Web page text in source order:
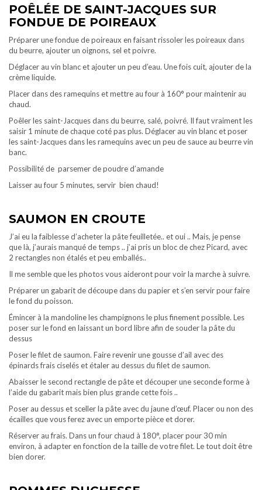
POÊLÉE DE SAINT-JACQUES SUR
FONDUE DE POIREAUX
Préparer une fondue de poireaux en faisant rissoler les poireaux dans
du beurre, ajouter un oignons, sel et poivre.
Déglacer au vin blanc et ajouter un peu d’eau. Une fois cuit, ajouter de la
crème liquide.
Placer dans des ramequins et mettre au four à 160° pour maintenir au
chaud.
Poêler les saint-Jacques dans du beurre, salé, poivré. Il faut vraiment les
saisir 1 minute de chaque coté pas plus. Déglacer au vin blanc et poser
les saint-Jacques dans les ramequins avec un peu de sauce au beurre vin
banc.
Possibilité de parsemer de poudre d’amande
Laisser au four 5 minutes, servir bien chaud!
SAUMON EN CROUTE
J’ai eu la faiblesse d’acheter la pâte feuilletée.. et oui .. Mais, je pense
que là, j’aurais manqué de temps .. j’ai pris un bloc de chez Picard, avec
2 rectangles non étalés et peu emballés..
Il me semble que les photos vous aideront pour voir la marche à suivre.
Préparer un gabarit de découpe dans du papier et s’en servir pour faire
le fond du poisson.
Émincer à la mandoline les champignons le plus finement possible. Les
poser sur le fond en laissant un bord libre afin de souder la pâte du
dessus
Poser le filet de saumon. Faire revenir une gousse d’ail avec des
épinards frais ciselés et étaler au dessus du filet de saumon.
Abaisser le second rectangle de pâte et découper une seconde forme à
l’aide du gabarit mais bien plus grande cette fois ..
Poser au dessus et sceller la pâte avec du jaune d’œuf. Placer ou non des
écailles que vous ferez avec un emporte pièce et dorer.
Réserver au frais. Dans un four chaud à 180°, placer pour 30 min
environ, à adapter en fonction de la taille de votre filet. Le tout doit être
bien dorer.